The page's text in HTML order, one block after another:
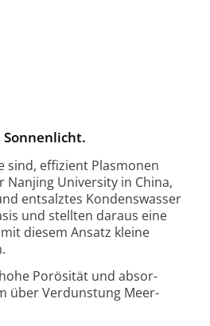
sind, effi­zient Plasmonen
Nanjing University in China,
ent­salztes Kondens­wasser
und stellten daraus eine
diesem Ansatz kleine
Porö­sität und absor­
über Ver­duns­tung Meer­